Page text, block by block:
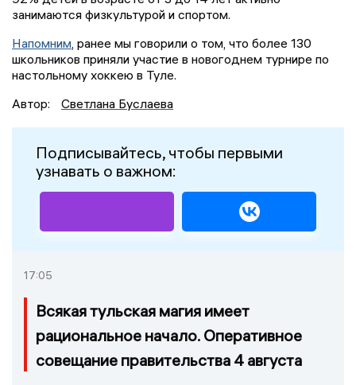
занимаются физкультурой и спортом.
Напомним , ранее мы говорили о том, что более 130
школьников приняли участие в новогоднем турнире по
настольному хоккею в Туле.
Автор:
Светлана Буслаева
Подписывайтесь, чтобы первыми
узнавать о важном:
17:05
Всякая тульская магия имеет
рациональное начало. Оперативное
совещание правительства 4 августа